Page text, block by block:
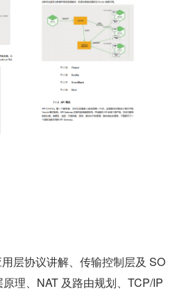
层协议讲解、传输控制层及 SO
理、NAT 及路由规划、TCP/IP